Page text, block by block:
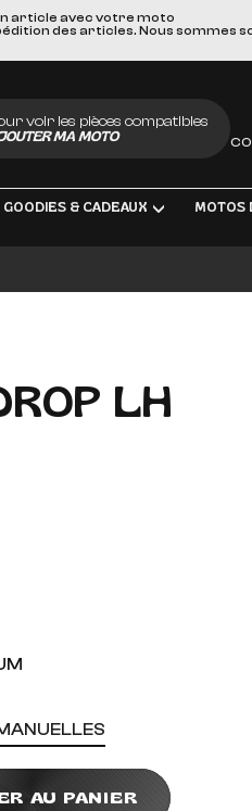
article avec votre moto
des articles. Nous sommes
voir les pièces compatibles
MA MOTO
GOODIES & CADEAUX MOTOS
LH
AU PANIER